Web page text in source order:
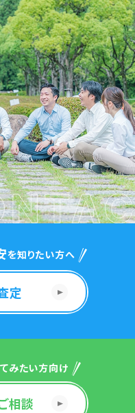
を知りたい方へ
定
みたい方向け
相談